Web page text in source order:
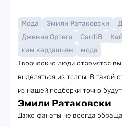
Мода Эмили Ратаковски
Дженна Ортега
Cardi B
ким кардашьян
мода
Творческие люди стремятся
выделяться из толпы. В такой
из нашей подборки точно
Эмили Ратаковски
Даже фанаты не всегда